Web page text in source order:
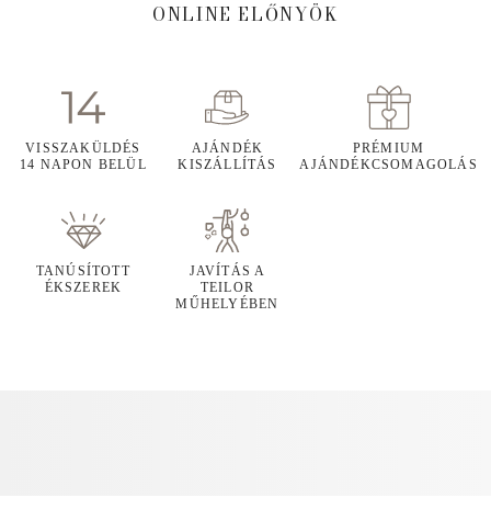
ONLINE ELŐNYÖK
VISSZAKÜLDÉS
14 NAPON BELÜL
AJÁNDÉK
KISZÁLLÍTÁS
PRÉMIUM
AJÁNDÉKCSOMAGOLÁS
TANÚSÍTOTT
ÉKSZEREK
JAVÍTÁS A
TEILOR
MŰHELYÉBEN